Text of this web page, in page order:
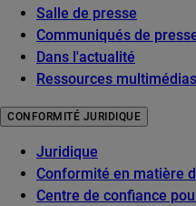
Salle de presse
Communiqués de
Dans l'actualité
Ressources multimédias
CONFORMITÉ JURIDIQUE
Juridique
Conformité en matière
Centre de confiance